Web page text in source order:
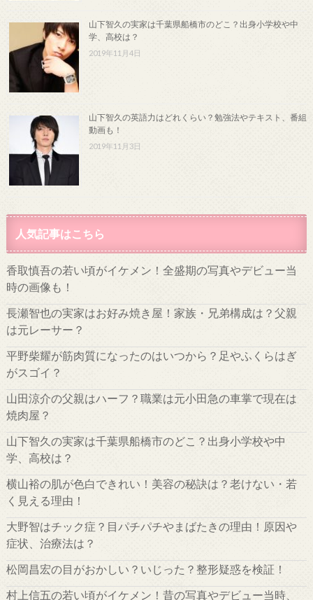
山下智久の実家は千葉県船橋市のどこ？出身小学校や中
学、高校は？
2019年11月4日
山下智久の英語力はどれくらい？勉強法やテキスト、番組
動画も！
2019年11月3日
人気記事はこちら
香取慎吾の若い頃がイケメン！全盛期の写真やデビュー当
時の画像も！
長瀬智也の実家はお好み焼き屋！家族・兄弟構成は？父親
は元レーサー？
平野柴耀が筋肉質になったのはいつから？足やふくらはぎ
がスゴイ？
山田涼介の父親はハーフ？職業は元小田急の車掌で現在は
焼肉屋？
山下智久の実家は千葉県船橋市のどこ？出身小学校や中
学、高校は？
横山裕の肌が色白できれい！美容の秘訣は？老けない・若
く見える理由！
大野智はチック症？目パチパチやまばたきの理由！原因や
症状、治療法は？
松岡昌宏の目がおかしい？いじった？整形疑惑を検証！
村上信五の若い頃がイケメン！昔の写真やデビュー当時、